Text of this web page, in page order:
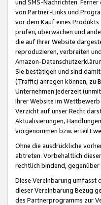
und SMS-Nachrichten.
von Partner-Links und
vor dem Kauf eines
prüfen, überwachen und
die auf Ihrer Website
reproduzieren, verbreiten
Amazon-
Sie bestätigen und sind
(Traffic) anregen können, zu
Unternehmen jederzeit
Ihrer Website im
Verzicht auf unser Recht
Aktualisierungen,
vorgenommen bzw. erteilt
Ohne die ausdrückliche
abtreten. Vorbehaltlich
rechtlich bindend,
Diese Vereinbarung umfasst
dieser Vereinbarung Bezug
des Partnerprogramms zur